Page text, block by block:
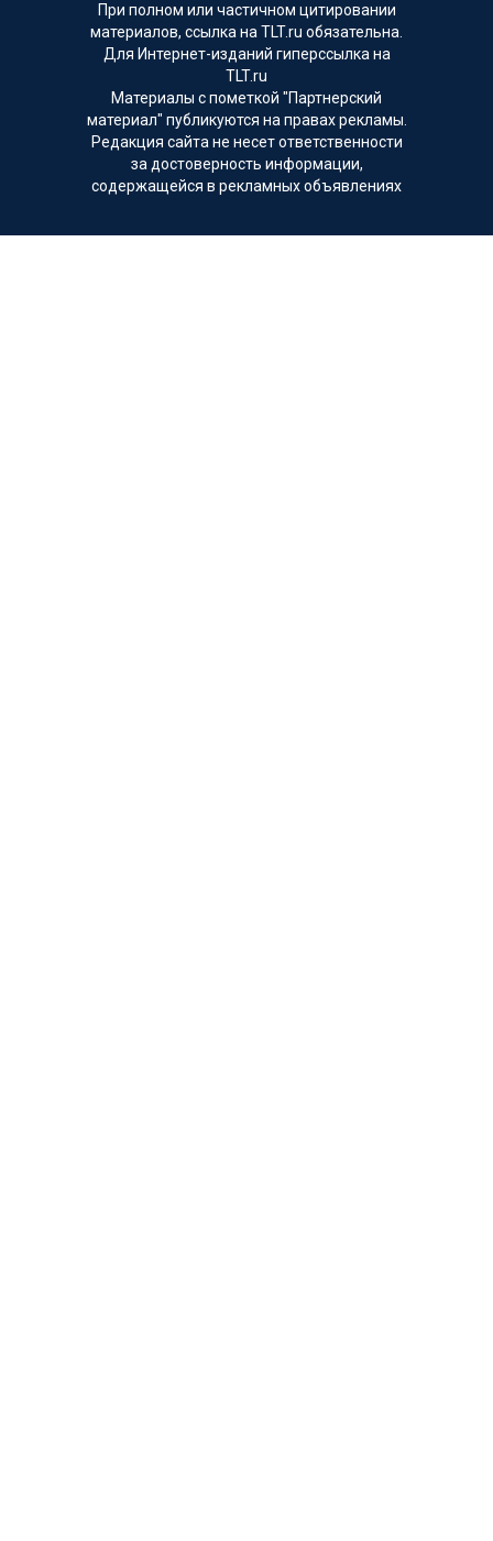
При полном или частичном цитировании
материалов, ссылка на TLT.ru обязательна.
Для Интернет-изданий гиперссылка на
TLT.ru
Материалы с пометкой "Партнерский
материал" публикуются на правах рекламы.
Редакция сайта не несет ответственности
за достоверность информации,
содержащейся в рекламных объявлениях